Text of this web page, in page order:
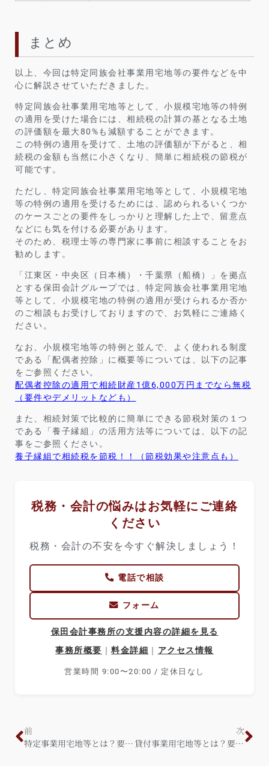
まとめ
以上、今回は特定同族会社事業用宅地等の要件などを中
心に解説させていただきました。
特定同族会社事業用宅地等として、小規模宅地等の特例
の適用を受けた場合には、相続税の計算の基となる土地
の評価額を最大80%も減額することができます。
この特例の適用を受けて、土地の評価額が下がると、相
続税の金額も当然に小さくなり、簡単に相続税の節税が
可能です。
ただし、特定同族会社事業用宅地等として、小規模宅地
等の特例の適用を受けるためには、認められるいくつか
のケースごとの要件をしっかりと理解した上で、留意点
などにも気を付ける必要があります。
そのため、税理士等の専門家に事前に相談することをお
勧めします。
「江東区・中央区（日本橋）・千葉県（船橋）」を拠点
とする保田会計グループでは、特定同族会社事業用宅地
等として、小規模宅地の特例の適用が受けられるか否か
のご相談もお受けしておりますので、お気軽にご連絡く
ださい。
なお、小規模宅地等の特例と並んで、よく使われる制度
である「配偶者控除」に概要等については、以下の記事
をご参照ください。
配偶者控除の適用で相続財産1億6,000万円までなら無税
（要件やデメリットなども）
また、相続対策で比較的に簡単にできる節税対策の１つ
である「養子縁組」の活用方法等については、以下の記
事をご参照ください。
養子縁組で相続税を節税！！（節税効果や注意点も）
税務・会計の悩みはお気軽にご連絡
ください
税務・会計の不安を今すぐ解決しましょう！
電話で相談
フォーム
保田会計事務所の支援内容の詳細を見る
事務所概要 ｜料金詳細 ｜ アクセス情報
営業時間 9:00〜20:00 / 定休日なし
前
特定事業用宅地等とは？要件などを詳しく解説！！
次
貸付事業用宅地等とは？要件などを詳しく解説！！